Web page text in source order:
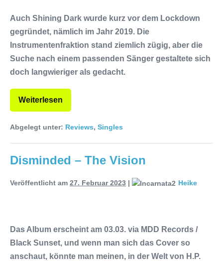
am 24.10.2025 im ROTTSTR5-
THEATER, Bochum
Auch Shining Dark wurde kurz vor dem Lockdown
gegründet, nämlich im Jahr 2019. Die
Instrumentenfraktion stand ziemlich zügig, aber die
Suche nach einem passenden Sänger gestaltete sich
doch langwieriger als gedacht.
Weiterlesen
Abgelegt unter: Reviews, Singles
Disminded – The Vision
Veröffentlicht am 27. Februar 2023 | Heike
Das Album erscheint am 03.03. via MDD Records /
Black Sunset, und wenn man sich das Cover so
anschaut, könnte man meinen, in der Welt von H.P.